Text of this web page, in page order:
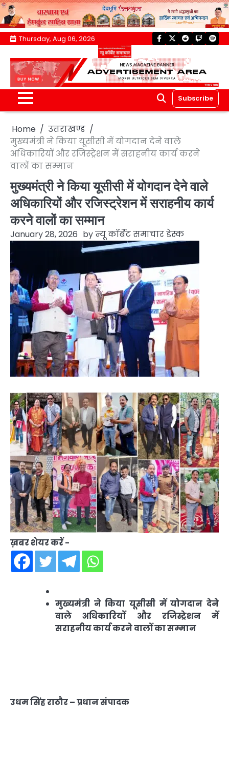
Skip
content
Thursday, Aug 06, 2026 facebook
twitterreddittwitch
Subscribe
Home
उत्तराखण्ड
मुख्यमंत्री ने किया यूसीसी में योगदान देने वाले
अधिकारियों और रजिस्ट्रेशन में सराहनीय कार्य करने
वालों का सम्मान
मुख्यमंत्री ने किया यूसीसी में योगदान देने वाले
अधिकारियों और रजिस्ट्रेशन में सराहनीय कार्य
करने वालों का सम्मान
January 28, 2026 byन्यू कॉर्बेट समाचार डेस्क
ख़बर शेयर करें -
मुख्यमंत्री ने किया यूसीसी में योगदान देने
वाले अधिकारियों और रजिस्ट्रेशन में
सराहनीय कार्य करने वालों का सम्मान
उधम सिंह राठौर – प्रधान संपादक